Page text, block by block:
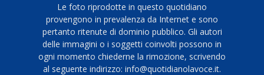
Le foto riprodotte in questo quotidiano
provengono in prevalenza da Internet e sono
pertanto ritenute di dominio pubblico. Gli autori
delle immagini o i soggetti coinvolti possono in
ogni momento chiederne la rimozione, scrivendo
al seguente indirizzo: info@quotidianolavoce.it.